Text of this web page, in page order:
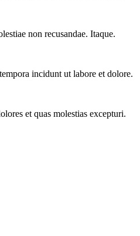
non recusandae. Itaque.
incidunt ut labore et dolore.
et quas molestias excepturi.